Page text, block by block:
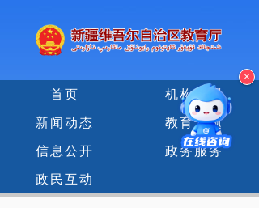
首页 机构设置
新闻动态 教育专题
信息公开 政务服务
政民互动
×